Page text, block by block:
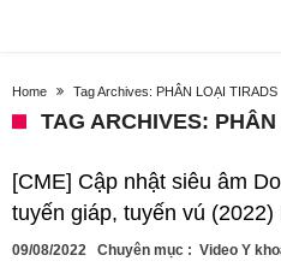
Home Tag Archives: PHÂN LOẠI TIRADS
TAG ARCHIVES:
[CME] Cập nhật siêu âm
tuyến giáp, tuyến vú
09/08/2022 Chuyên mục : Video Y